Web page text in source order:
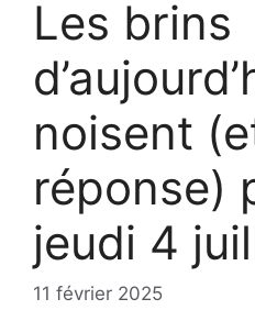
Les brins
noisent
réponse)
jeudi 4
11 février 2025